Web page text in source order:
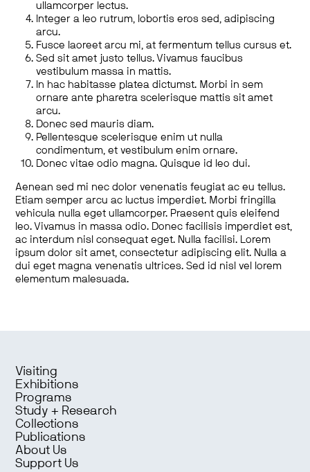
ullamcorper lectus.
Integer a leo rutrum, lobortis eros sed, adipiscing
arcu.
Fusce laoreet arcu mi, at fermentum tellus cursus et.
Sed sit amet justo tellus. Vivamus faucibus
vestibulum massa in mattis.
In hac habitasse platea dictumst. Morbi in sem
ornare ante pharetra scelerisque mattis sit amet
arcu.
Donec sed mauris diam.
Pellentesque scelerisque enim ut nulla
condimentum, et vestibulum enim ornare.
Donec vitae odio magna. Quisque id leo dui.
Aenean sed mi nec dolor venenatis feugiat ac eu tellus.
Etiam semper arcu ac luctus imperdiet. Morbi fringilla
vehicula nulla eget ullamcorper. Praesent quis eleifend
leo. Vivamus in massa odio. Donec facilisis imperdiet est,
ac interdum nisl consequat eget. Nulla facilisi. Lorem
ipsum dolor sit amet, consectetur adipiscing elit. Nulla a
dui eget magna venenatis ultrices. Sed id nisl vel lorem
elementum malesuada.
Visiting
Exhibitions
Programs
Study + Research
Collections
Publications
About Us
Support Us